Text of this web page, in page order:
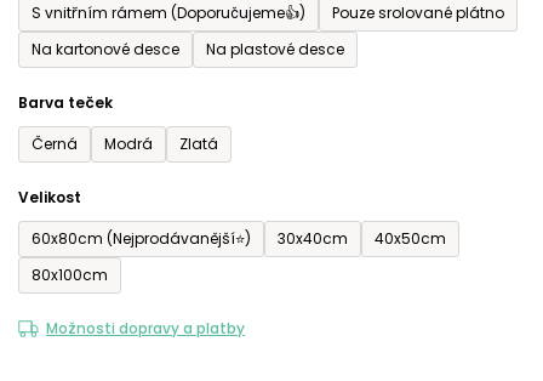
S vnitřním rámem (Doporučujeme👍)
Pouze srolované plátno
Na kartonové desce
Na plastové desce
Barva teček
Černá
Modrá Zlatá
Velikost
60x80cm (Nejprodávanější⭐)
30x40cm
40x50cm
80x100cm
Možnosti dopravy a platby